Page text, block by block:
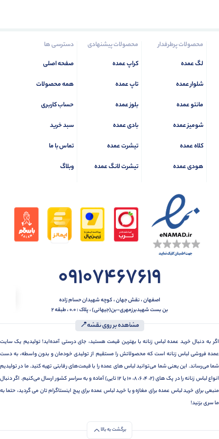
محصولات پرطرفدار
لگ عمده
شلوار عمده
مانتو عمده
شومیز عمده
کلاه عمده
هودی عمده
محصولات پیشنهادی
کراپ عمده
تاپ عمده
بلوز عمده
بادی عمده
تیشرت عمده
تیشرت لانگ عمده
دسترسی ها
صفحه اصلی
همه محصولات
حساب کاربری
سبد خرید
تماس با ما
وبلاگ
09107467619
اصفهان ، نقش جهان ، کوچه شهیدان حسام زاده
بن بست شهیدبرزمهری-بن(جیهانی) ، پلاک : 0.0 ، طبقه 2
مشاهده بر روی نقشه📍
اگر به دنبال خرید عمده لباس زنانه با بهترین قیمت هستید، جای درستی آمده‌اید! تولیدیم یک سایت
عمده فروشی لباس زنانه است که محصولاتش را مستقیم از تولیدی خودمان و بدون واسطه، به دست
شما می‌رساند. این یعنی شما می‌توانید لباس های عمده را با قیمت‌های رقابتی تهیه کنید. ما در تولیدیم
انواع لباس زنانه را در پک های (2، 4، 6، 8، 10 یا 12 تایی) آماده و به سراسر کشور ارسال می‌کنیم. اگر دنبال
منبعی برای خرید لباس عمده برای مغازه و یا خرید لباس عمده برای پیج اینستاگرام تان می گردید، حتما به
ما سری بزنید!
برگشت به بالا